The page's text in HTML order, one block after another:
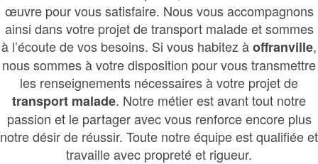
œuvre pour vous satisfaire. Nous vous accompagnons
ainsi dans votre projet de transport malade et sommes
à l’écoute de vos besoins. Si vous habitez àoffranville,
nous sommes à votre disposition pour vous transmettre
les renseignements nécessaires à votre projet de
transport malade. Notre métier est avant tout notre
passion et le partager avec vous renforce encore plus
notre désir de réussir. Toute notre équipe est qualifiée et
travaille avec propreté et rigueur.